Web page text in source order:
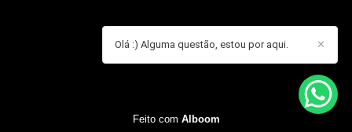
✕
Olá :) Alguma questão, estou por aqui.
Feito com Alboom